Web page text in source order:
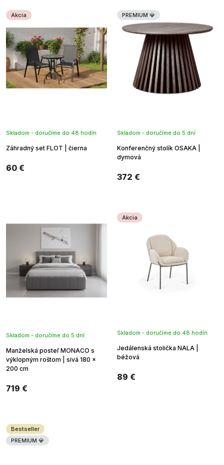
n
e
Akcia
Záhradný set FLOT | čierna
Skladom - doručíme do 48 hodín
60 €
PREMIUM 💎
Konferenčný stolík OSAKA |
dymová
Skladom - doručíme do 5 dní
372 €
Manželská posteľ MONACO s
výklopným roštom | sivá 180 x
200 cm
Skladom - doručíme do 5 dní
719 €
Akcia
Jedálenská stolička NALA |
béžová
Skladom - doručíme do 48 hodín
89 €
Bestseller
PREMIUM 💎